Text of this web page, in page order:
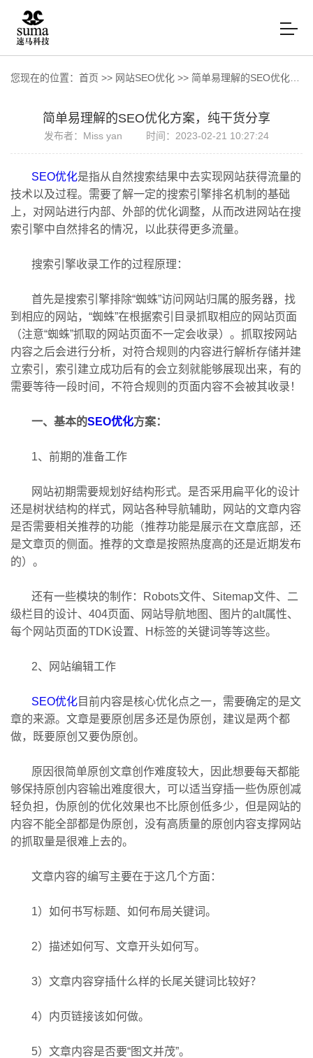
您现在的位置： 首页 >> 网站SEO优化 >> 简单易理解的SEO优化方案，纯干货分享
简单易理解的SEO优化方案，纯干货分享
发布者：Miss yan 时间：2023-02-21 10:27:24
SEO优化是指从自然搜索结果中去实现网站获得流量的
技术以及过程。需要了解一定的搜索引擎排名机制的基础
上，对网站进行内部、外部的优化调整，从而改进网站在搜
索引擎中自然排名的情况，以此获得更多流量。
搜索引擎收录工作的过程原理：
首先是搜索引擎排除“蜘蛛”访问网站归属的服务器，找
到相应的网站，“蜘蛛”在根据索引目录抓取相应的网站页面
（注意“蜘蛛”抓取的网站页面不一定会收录）。抓取按网站
内容之后会进行分析，对符合规则的内容进行解析存储并建
立索引，索引建立成功后有的会立刻就能够展现出来，有的
需要等待一段时间，不符合规则的页面内容不会被其收录！
一、基本的SEO优化方案：
1、前期的准备工作
网站初期需要规划好结构形式。是否采用扁平化的设计
还是树状结构的样式，网站各种导航辅助，网站的文章内容
是否需要相关推荐的功能（推荐功能是展示在文章底部，还
是文章页的侧面。推荐的文章是按照热度高的还是近期发布
的）。
还有一些模块的制作：Robots文件、Sitemap文件、二
级栏目的设计、404页面、网站导航地图、图片的alt属性、
每个网站页面的TDK设置、H标签的关键词等等这些。
2、网站编辑工作
SEO优化目前内容是核心优化点之一，需要确定的是文
章的来源。文章是要原创居多还是伪原创，建议是两个都
做，既要原创又要伪原创。
原因很简单原创文章创作难度较大，因此想要每天都能
够保持原创内容输出难度很大，可以适当穿插一些伪原创减
轻负担，伪原创的优化效果也不比原创低多少，但是网站的
内容不能全部都是伪原创，没有高质量的原创内容支撑网站
的抓取量是很难上去的。
文章内容的编写主要在于这几个方面：
1）如何书写标题、如何布局关键词。
2）描述如何写、文章开头如何写。
3）文章内容穿插什么样的长尾关键词比较好？
4）内页链接该如何做。
5）文章内容是否要“图文并茂”。